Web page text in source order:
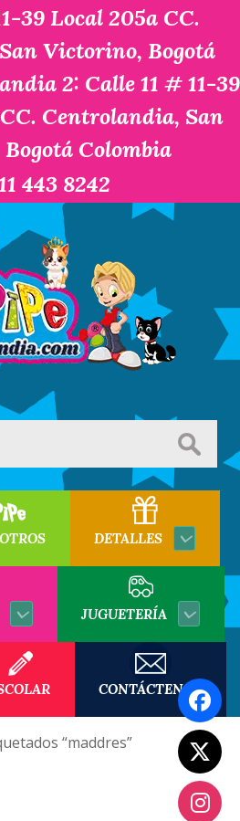
39 Local 205a CC.
Victorino, Bogotá
2: Calle 11 # 11-39
Centrolandia, San
Colombia
443 8242
DETALLES
JUGUETERÍA
CONTÁCTENOS
“maddres”